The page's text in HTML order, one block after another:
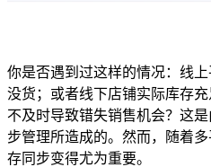
你是否遇到过这样的情况：线
没货；或者线下店铺实际库存
不及时导致错失销售机会？这
步管理所造成的。然而，随着
存同步变得尤为重要。